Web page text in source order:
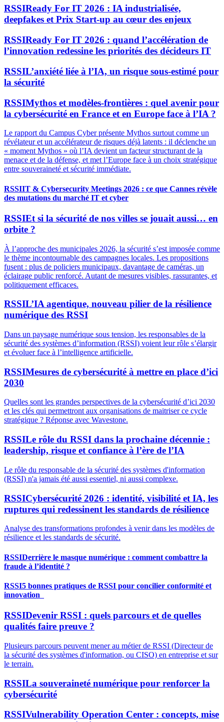
RSSIReady For IT 2026 : IA industrialisée,
deepfakes et Prix Start-up au cœur des enjeux
RSSIReady For IT 2026 : quand l’accélération de
l’innovation redessine les priorités des décideurs IT
RSSIL’anxiété liée à l’IA, un risque sous-estimé pour
la sécurité
RSSIMythos et modèles-frontières : quel avenir pour
la cybersécurité en France et en Europe face à l’IA ?
Le rapport du Campus Cyber présente Mythos surtout comme un
révélateur et un accélérateur de risques déjà latents : il déclenche un
« moment Mythos » où l’IA devient un facteur structurant de la
menace et de la défense, et met l’Europe face à un choix stratégique
entre souveraineté et sécurité immédiate.
RSSIIT & Cybersecurity Meetings 2026 : ce que Cannes révèle
des mutations du marché IT et cyber
RSSIEt si la sécurité de nos villes se jouait aussi… en
orbite ?
À l’approche des municipales 2026, la sécurité s’est imposée comme
le thème incontournable des campagnes locales. Les propositions
fusent : plus de policiers municipaux, davantage de caméras, un
éclairage public renforcé. Autant de mesures visibles, rassurantes, et
politiquement efficaces.
RSSIL’IA agentique, nouveau pilier de la résilience
numérique des RSSI
Dans un paysage numérique sous tension, les responsables de la
sécurité des systèmes d’information (RSSI) voient leur rôle s’élargir
et évoluer face à l’intelligence artificielle.
RSSIMesures de cybersécurité à mettre en place d’ici
2030
Quelles sont les grandes perspectives de la cybersécurité d’ici 2030
et les clés qui permettront aux organisations de maitriser ce cycle
stratégique ? Réponse avec Wavestone.
RSSILe rôle du RSSI dans la prochaine décennie :
leadership, risque et confiance à l’ère de l’IA
Le rôle du responsable de la sécurité des systèmes d'information
(RSSI) n'a jamais été aussi essentiel, ni aussi complexe.
RSSICybersécurité 2026 : identité, visibilité et IA, les
ruptures qui redessinent les standards de résilience
Analyse des transformations profondes à venir dans les modèles de
résilience et les standards de sécurité.
RSSIDerrière le masque numérique : comment combattre la
fraude à l’identité ?
RSSI5 bonnes pratiques de RSSI pour concilier conformité et
innovation
RSSIDevenir RSSI : quels parcours et de quelles
qualités faire preuve ?
Plusieurs parcours peuvent mener au métier de RSSI (Directeur de
la sécurité des systèmes d'information, ou CISO) en entreprise et sur
le terrain.
RSSILa souveraineté numérique pour renforcer la
cybersécurité
RSSIVulnerability Operation Center : concepts, mise